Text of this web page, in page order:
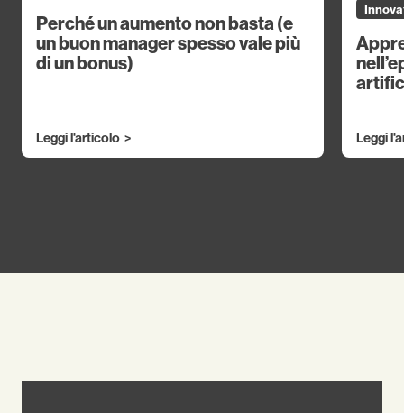
Perché un aumento non basta (e
un buon manager spesso vale più
di un bonus)
Leggi l'articolo Leggi